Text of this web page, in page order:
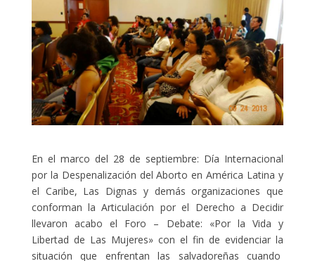
En el marco del 28 de septiembre: Día Internacional
por la Despenalización del Aborto en América Latina y
el Caribe, Las Dignas y demás organizaciones que
conforman la Articulación por el Derecho a Decidir
llevaron acabo el Foro – Debate: «Por la Vida y
Libertad de Las Mujeres» con el fin de evidenciar la
situación que enfrentan las salvadoreñas cuando